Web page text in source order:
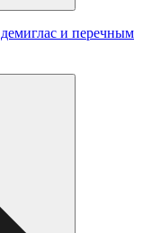
и перечным